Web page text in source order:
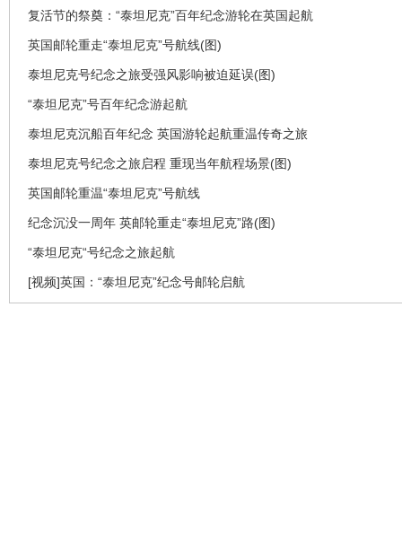
复活节的祭奠：“泰坦尼克”百年纪念游轮在英国起航
英国邮轮重走“泰坦尼克”号航线(图)
泰坦尼克号纪念之旅受强风影响被迫延误(图)
“泰坦尼克”号百年纪念游起航
泰坦尼克沉船百年纪念 英国游轮起航重温传奇之旅
泰坦尼克号纪念之旅启程 重现当年航程场景(图)
英国邮轮重温“泰坦尼克”号航线
纪念沉没一周年 英邮轮重走“泰坦尼克”路(图)
“泰坦尼克“号纪念之旅起航
[视频]英国：“泰坦尼克”纪念号邮轮启航